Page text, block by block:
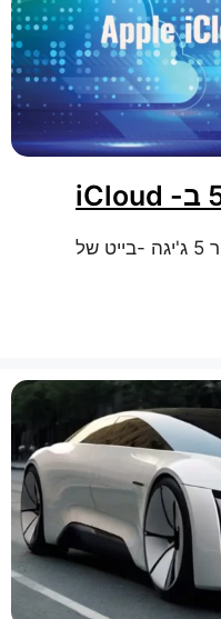
אפל נתבע בתהליך קולקטיבי עבור 5 ג'יגה -בייט של